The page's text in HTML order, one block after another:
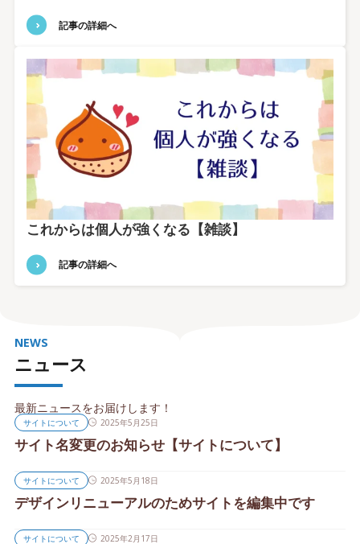
記事の詳細へ
これからは個人が強くなる【雑談】
記事の詳細へ
ニュース
NEWS
最新ニュースをお届けします！
サイトについて 2025年5月25日
サイト名変更のお知らせ【サイトについて】
サイトについて 2025年5月18日
デザインリニューアルのためサイトを編集中です
サイトについて 2025年2月17日